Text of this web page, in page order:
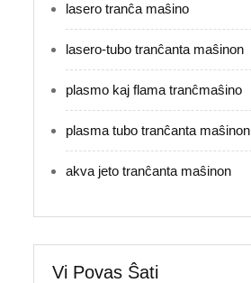
lasero tranĉa maŝino
lasero-tubo tranĉanta maŝinon
plasmo kaj flama tranĉmaŝino
plasma tubo tranĉanta maŝinon
akva jeto tranĉanta maŝinon
Vi Povas Ŝati